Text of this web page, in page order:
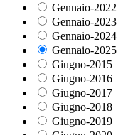
Gennaio-2022
Gennaio-2023
Gennaio-2024
Gennaio-2025
Giugno-2015
Giugno-2016
Giugno-2017
Giugno-2018
Giugno-2019